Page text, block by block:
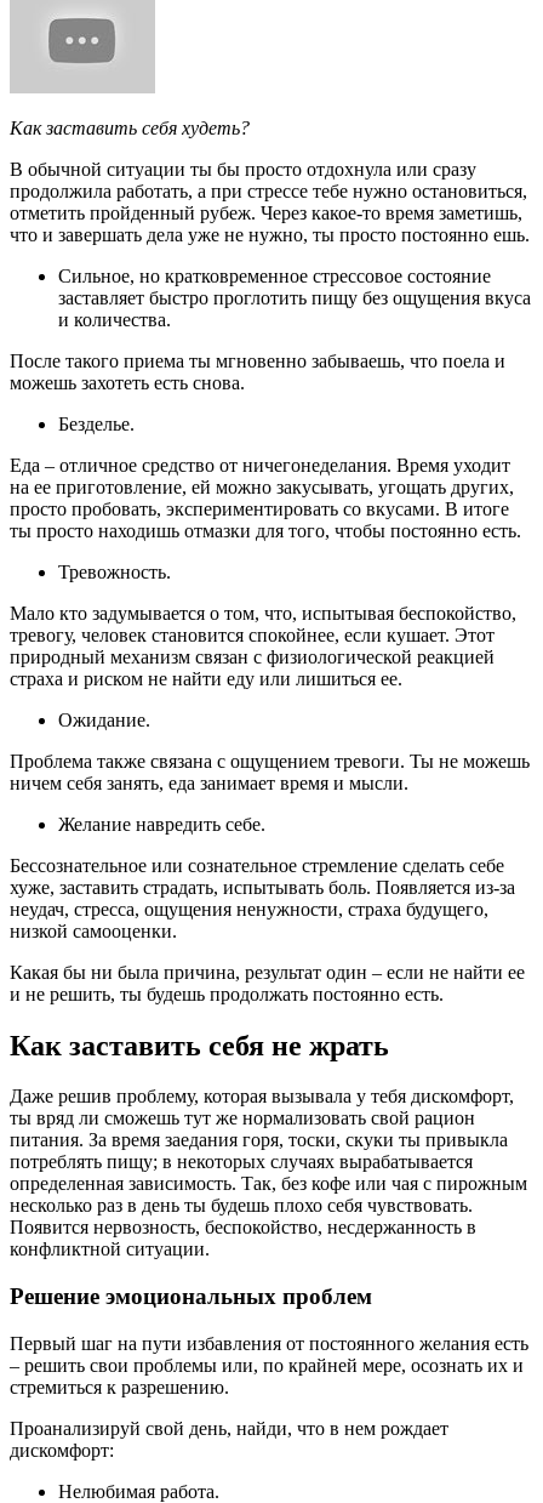
Как заставить себя худеть?
В обычной ситуации ты бы просто отдохнула или сразу
продолжила работать, а при стрессе тебе нужно остановиться,
отметить пройденный рубеж. Через какое-то время заметишь,
что и завершать дела уже не нужно, ты просто постоянно ешь.
Сильное, но кратковременное стрессовое состояние
заставляет быстро проглотить пищу без ощущения вкуса
и количества.
После такого приема ты мгновенно забываешь, что поела и
можешь захотеть есть снова.
Безделье.
Еда – отличное средство от ничегонеделания. Время уходит
на ее приготовление, ей можно закусывать, угощать других,
просто пробовать, экспериментировать со вкусами. В итоге
ты просто находишь отмазки для того, чтобы постоянно есть.
Тревожность.
Мало кто задумывается о том, что, испытывая беспокойство,
тревогу, человек становится спокойнее, если кушает. Этот
природный механизм связан с физиологической реакцией
страха и риском не найти еду или лишиться ее.
Ожидание.
Проблема также связана с ощущением тревоги. Ты не можешь
ничем себя занять, еда занимает время и мысли.
Желание навредить себе.
Бессознательное или сознательное стремление сделать себе
хуже, заставить страдать, испытывать боль. Появляется из-за
неудач, стресса, ощущения ненужности, страха будущего,
низкой самооценки.
Какая бы ни была причина, результат один – если не найти ее
и не решить, ты будешь продолжать постоянно есть.
Как заставить себя не жрать
Даже решив проблему, которая вызывала у тебя дискомфорт,
ты вряд ли сможешь тут же нормализовать свой рацион
питания. За время заедания горя, тоски, скуки ты привыкла
потреблять пищу; в некоторых случаях вырабатывается
определенная зависимость. Так, без кофе или чая с пирожным
несколько раз в день ты будешь плохо себя чувствовать.
Появится нервозность, беспокойство, несдержанность в
конфликтной ситуации.
Решение эмоциональных проблем
Первый шаг на пути избавления от постоянного желания есть
– решить свои проблемы или, по крайней мере, осознать их и
стремиться к разрешению.
Проанализируй свой день, найди, что в нем рождает
дискомфорт:
Нелюбимая работа.